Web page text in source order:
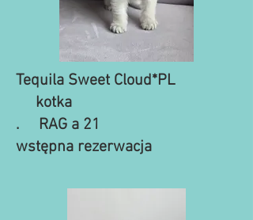
Tequila Sweet Cloud*PL
kotka
. RAG a 21
wstępna rezerwacja